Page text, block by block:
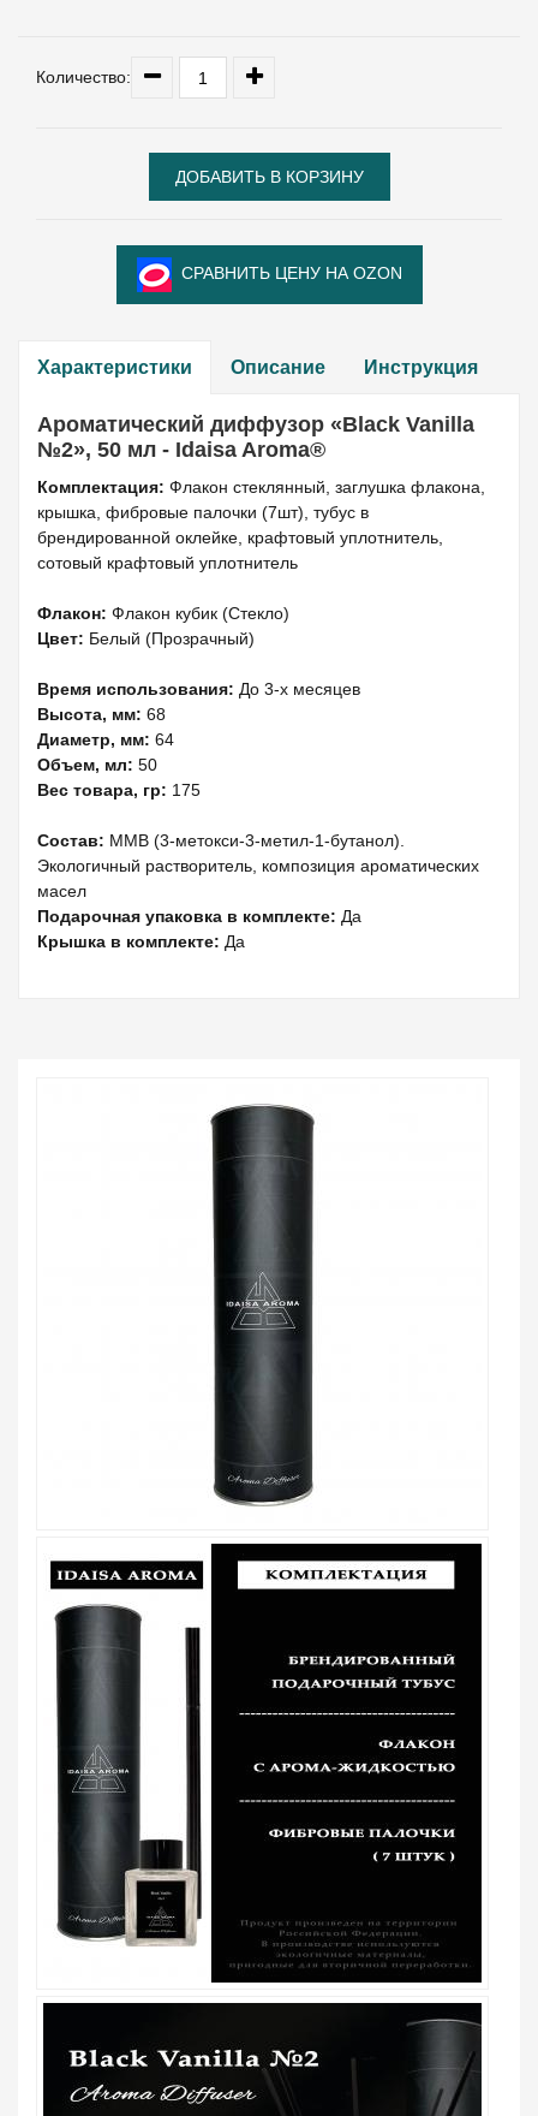
Количество:
СРАВНИТЬ ЦЕНУ НА OZON
Характеристики Описание Инструкция
Ароматический диффузор «Black Vanilla
№2», 50 мл - Idaisa Aroma®
Комплектация: Флакон стеклянный, заглушка флакона,
крышка, фибровые палочки (7шт), тубус в
брендированной оклейке, крафтовый уплотнитель,
сотовый крафтовый уплотнитель
Флакон: Флакон кубик (Стекло)
Цвет: Белый (Прозрачный)
Время использования: До 3-х месяцев
Высота, мм: 68
Диаметр, мм: 64
Объем, мл: 50
Вес товара, гр: 175
Состав: MMB (3-метокси-3-метил-1-бутанол).
Экологичный растворитель, композиция ароматических
масел
Подарочная упаковка в комплекте: Да
Крышка в комплекте: Да